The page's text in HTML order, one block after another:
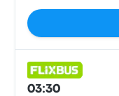
03:30